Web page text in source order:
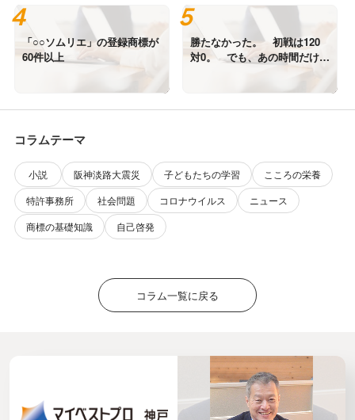
「○○ソムリエ」の登録商標が
60件以上
勝たなかった。 初戦は120
対0。 でも、あの時間だけは
コラムテーマ
小説 阪神淡路大震災 子どもたちの学習
こころの栄養
特許事務所
社会問題 コロナウイルス
ニュース
商標の基礎知識
自己啓発
コラム一覧に戻る